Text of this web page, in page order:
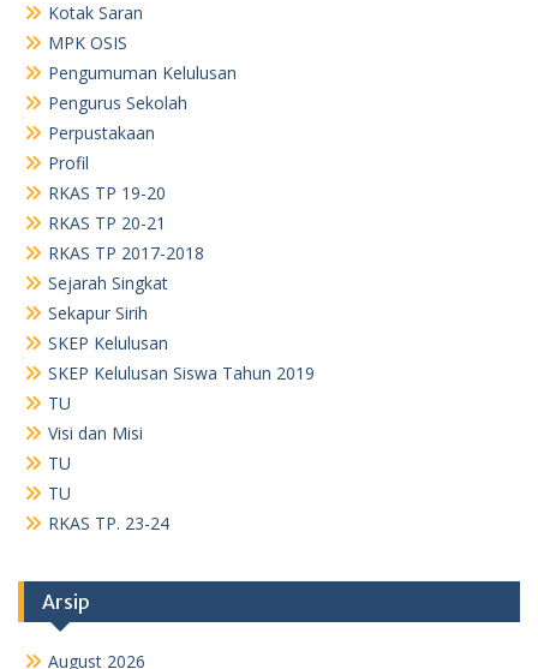
Kotak Saran
MPK OSIS
Pengumuman Kelulusan
Pengurus Sekolah
Perpustakaan
Profil
RKAS TP 19-20
RKAS TP 20-21
RKAS TP 2017-2018
Sejarah Singkat
Sekapur Sirih
SKEP Kelulusan
SKEP Kelulusan Siswa Tahun 2019
TU
Visi dan Misi
TU
TU
RKAS TP. 23-24
Arsip
August 2026